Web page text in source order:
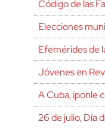
Código de las
Elecciones
Efemérides de
Jóvenes en
A Cuba, ¡ponle
26 de julio, Día